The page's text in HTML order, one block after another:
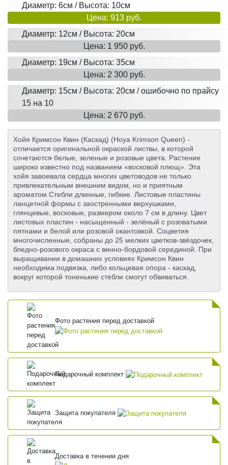
Диаметр: 6см / Высота: 10см
Цена: 913 руб.
Диаметр: 12см / Высота: 20см
Цена: 1 950 руб.
Диаметр: 19см / Высота: 35см
Цена: 2 300 руб.
Диаметр: 15см / Высота: 20см / ошибочно по прайсу
15 на 10
Цена: 2 670 руб.
Хойя Кримсон Квин (Каскад) (Hoya Krimson Queen) -
отличается оригинальной окраской листвы, в которой
сочетаются белые, зеленые и розовые цвета. Растение
широко известно под названием «восковой плющ». Эта
хойя завоевала сердца многих цветоводов не только
привлекательным внешним видом, но и приятным
ароматом.Стебли длинные, гибкие. Листовые пластины
ланцетной формы с заостренными верхушками,
глянцевые, восковые, размером около 7 см в длину. Цвет
листовых пластин - насыщенный - зелёный с розоватыми
пятнами и белой или розовой окантовкой. Соцветия
многочисленные, cобраны до 25 мелких цветков-звёздочек,
бледно-розового окраса с винно-бордовой серединой. При
выращивании в домашних условиях Кримсон Квин
необходима подвязка, либо кольцевая опора - каскад,
вокруг которой тоненькие стебли смогут обвиваться.
Фото растения перед доставкой
Подарочный комплект
Защита покупателя
Доставка в течении дня